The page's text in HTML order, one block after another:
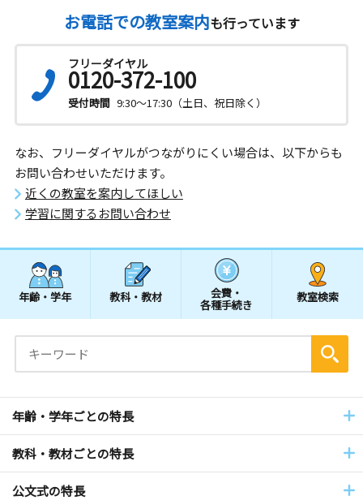
お電話での教室案内も行っています
フリーダイヤル
0120-372-100
受付時間 9:30～17:30（土日、祝日除く）
なお、フリーダイヤルがつながりにくい場合は、以下からも
お問い合わせいただけます。
近くの教室を案内してほしい
学習に関するお問い合わせ
年齢・学年 教科・教材 会費・
各種手続き
教室検索
年齢・学年ごとの特長
教科・教材ごとの特長
公文式の特長